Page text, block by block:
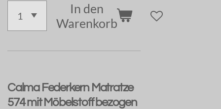
In den
Warenkorb
Calma Federkern Matratze
574 mit Möbelstoff bezogen